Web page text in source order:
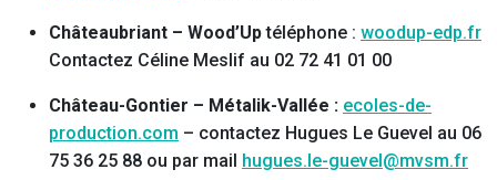
Châteaubriant – Wood’Uptéléphone : woodup-edp.fr
Contactez Céline Meslif au 02 72 41 01 00
Château-Gontier – Métalik-Vallée : ecoles-de-
production.com – contactez Hugues Le Guevel au 06
75 36 25 88 ou par mail hugues.le-guevel@mvsm.fr